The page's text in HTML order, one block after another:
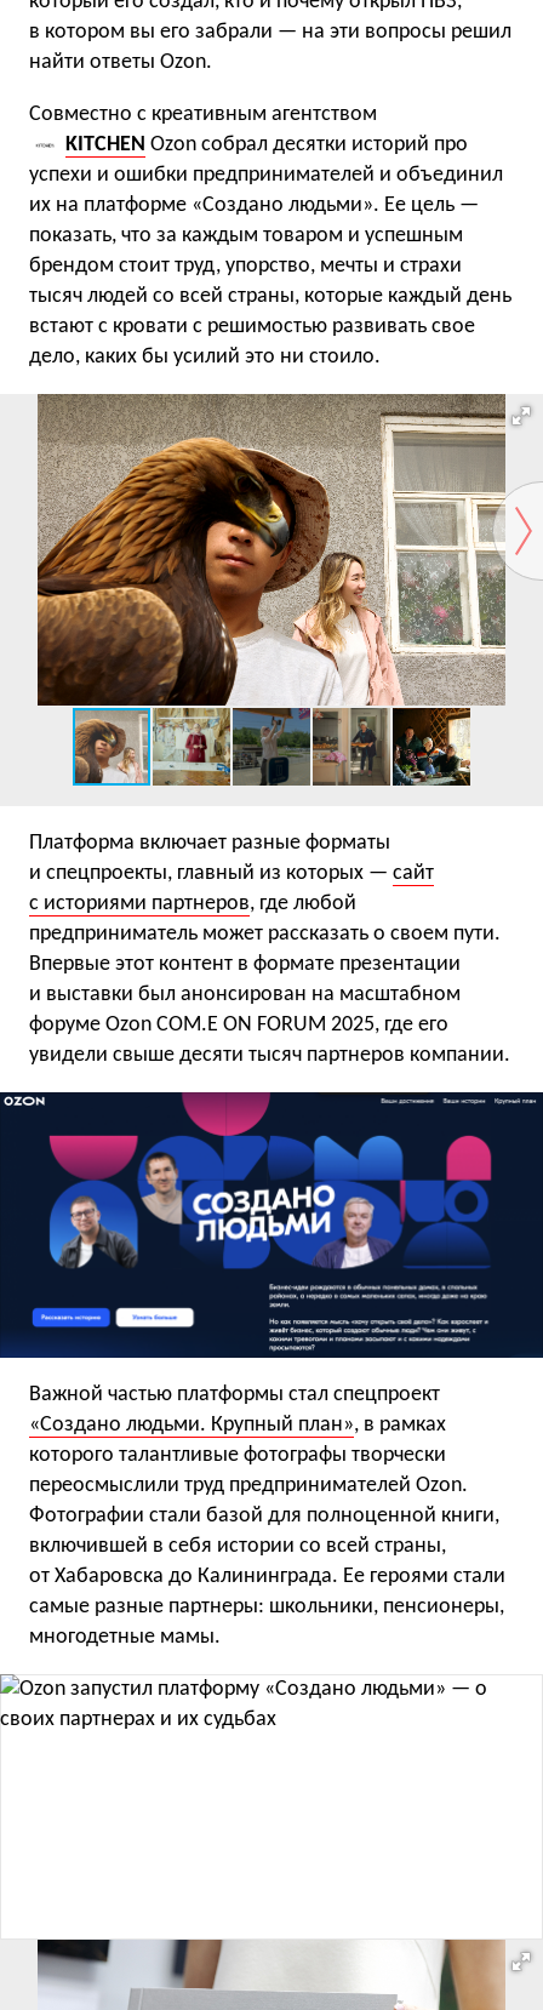
в котором вы его забрали — на эти вопросы решил
найти ответы Ozon.
Совместно с креативным агентством
KITCHEN Ozon собрал десятки историй про
успехи и ошибки предпринимателей и объединил
их на платформе «Создано людьми». Ее цель —
показать, что за каждым товаром и успешным
брендом стоит труд, упорство, мечты и страхи
тысяч людей со всей страны, которые каждый день
встают с кровати с решимостью развивать свое
дело, каких бы усилий это ни стоило.
Платформа включает разные форматы
и спецпроекты, главный из которых — сайт
с историями партнеров, где любой
предприниматель может рассказать о своем пути.
Впервые этот контент в формате презентации
и выставки был анонсирован на масштабном
форуме Ozon COM.E ON FORUM 2025, где его
увидели свыше десяти тысяч партнеров компании.
Важной частью платформы стал спецпроект
«Создано людьми. Крупный план», в рамках
которого талантливые фотографы творчески
переосмыслили труд предпринимателей Ozon.
Фотографии стали базой для полноценной книги,
включившей в себя истории со всей страны,
от Хабаровска до Калининграда. Ее героями стали
самые разные партнеры: школьники, пенсионеры,
многодетные мамы.